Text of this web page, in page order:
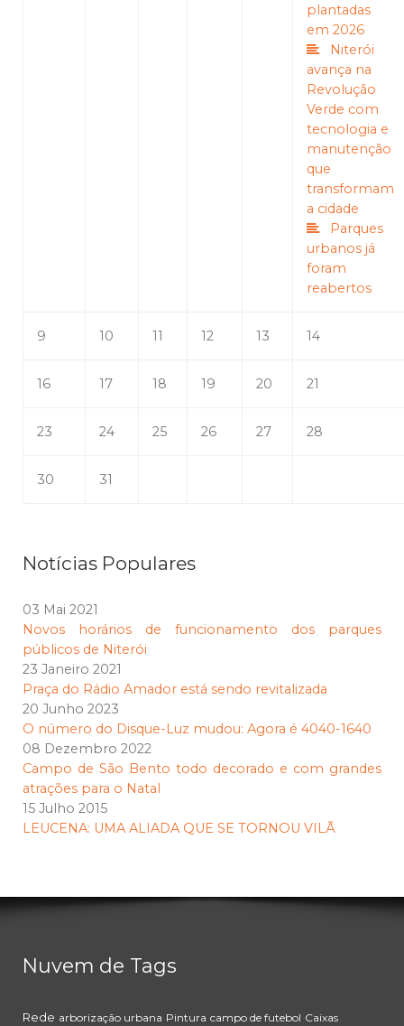
plantadas
em 2026
Niterói
avança na
Revolução
Verde com
tecnologia e
manutenção
que
transformam
a cidade
Parques
urbanos já
foram
reabertos
9 10 11 12 13 14
16 17 18 19 20 21
23 24 25 26 27 28
30 31
Notícias Populares
03 Mai 2021
Novos horários de funcionamento dos parques
públicos de Niterói
23 Janeiro 2021
Praça do Rádio Amador está sendo revitalizada
20 Junho 2023
O número do Disque-Luz mudou: Agora é 4040-1640
08 Dezembro 2022
Campo de São Bento todo decorado e com grandes
atrações para o Natal
15 Julho 2015
LEUCENA: UMA ALIADA QUE SE TORNOU VILÃ
Nuvem de Tags
Rede arborização urbana Pintura campo de futebol Caixas